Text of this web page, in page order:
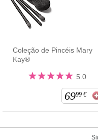
Coleção de Pincéis Mary
Kay®
5.0
6999 €